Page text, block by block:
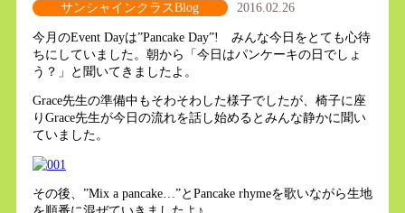
サンシャインクラスBlog 2016.02.26
今月のEvent Dayは”Pancake Day”! みんな今日をとても心待
ちにしていました。朝から「今日はパンケーキの日でしょ
う？」と聞いてきましたよ。
Grace先生の準備中もそわそわした様子でしたが、椅子に座
りGrace先生が今日の流れを話し始めるとみんな静かに聞い
ていました。
その後、”Mix a pancake…”とPancake rhymeを歌いながら生地